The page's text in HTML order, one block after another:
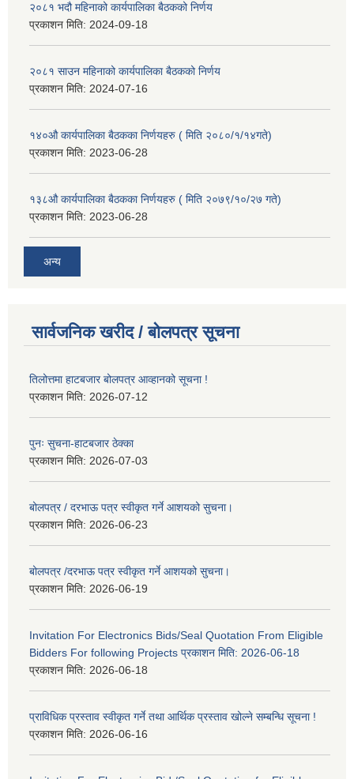
२०८१ भदौ महिनाको कार्यपालिका बैठकको निर्णय
प्रकाशन मिति: 2024-09-18
२०८१ साउन महिनाको कार्यपालिका बैठकको निर्णय
प्रकाशन मिति: 2024-07-16
१४०औ कार्यपालिका बैठकका निर्णयहरु ( मिति २०८०/१/१४गते)
प्रकाशन मिति: 2023-06-28
१३८औ कार्यपालिका बैठकका निर्णयहरु ( मिति २०७९/१०/२७ गते)
प्रकाशन मिति: 2023-06-28
अन्य
सार्वजनिक खरीद / बोलपत्र सूचना
तिलोत्तमा हाटबजार बोलपत्र आव्हानको सूचना !
प्रकाशन मिति: 2026-07-12
पुनः सुचना-हाटबजार ठेक्का
प्रकाशन मिति: 2026-07-03
बोलपत्र / दरभाऊ पत्र स्वीकृत गर्ने आशयको सुचना।
प्रकाशन मिति: 2026-06-23
बोलपत्र /दरभाऊ पत्र स्वीकृत गर्ने आशयको सुचना।
प्रकाशन मिति: 2026-06-19
Invitation For Electronics Bids/Seal Quotation From Eligible
Bidders For following Projects प्रकाशन मिति: 2026-06-18
प्रकाशन मिति: 2026-06-18
प्राविधिक प्रस्ताव स्वीकृत गर्ने तथा आर्थिक प्रस्ताव खोल्ने सम्बन्धि सूचना !
प्रकाशन मिति: 2026-06-16